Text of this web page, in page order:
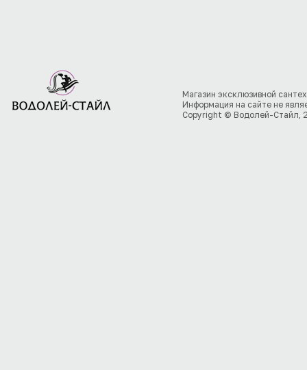
Магазин эксклюзивной
Информация на сайте не
Copyright © Водолей-Стайл,